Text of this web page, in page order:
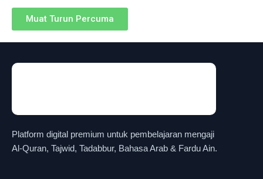
Muat Turun Percuma
Platform digital premium untuk pembelajaran mengaji
Al-Quran, Tajwid, Tadabbur, Bahasa Arab & Fardu Ain.